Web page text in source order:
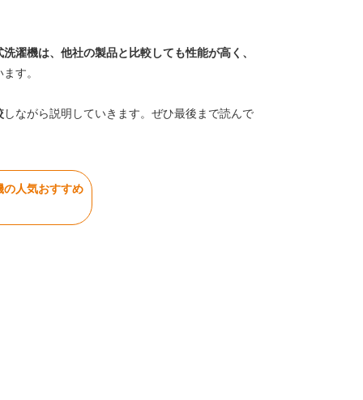
洗濯機は、他社の製品と比較しても性能が高く、
す。
しながら説明していきます。ぜひ最後まで読んで
の人気おすすめ